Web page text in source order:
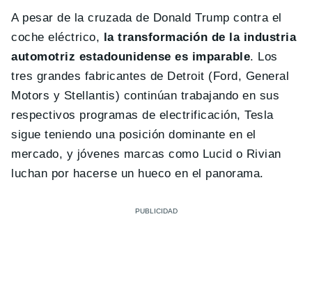
A pesar de la cruzada de Donald Trump contra el
coche eléctrico, la transformación de la industria
automotriz estadounidense es imparable. Los
tres grandes fabricantes de Detroit (Ford, General
Motors y Stellantis) continúan trabajando en sus
respectivos programas de electrificación, Tesla
sigue teniendo una posición dominante en el
mercado, y jóvenes marcas como Lucid o Rivian
luchan por hacerse un hueco en el panorama.